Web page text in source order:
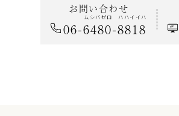
お問い合わせ
06-6480
ムシバゼロ
-8818
ハハイイハ